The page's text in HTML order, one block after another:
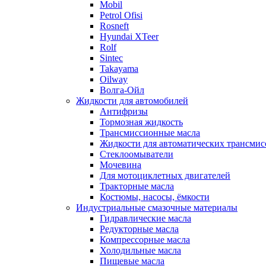
Mobil
Petrol Ofisi
Rosneft
Hyundai XTeer
Rolf
Sintec
Takayama
Oilway
Волга-Ойл
Жидкости для автомобилей
Антифризы
Тормозная жидкость
Трансмиссионные масла
Жидкости для автоматических
Стеклоомыватели
Мочевина
Для мотоциклетных двигателей
Тракторные масла
Костюмы, насосы, ёмкости
Индустриальные смазочные материалы
Гидравлические масла
Редукторные масла
Компрессорные масла
Холодильные масла
Пищевые масла